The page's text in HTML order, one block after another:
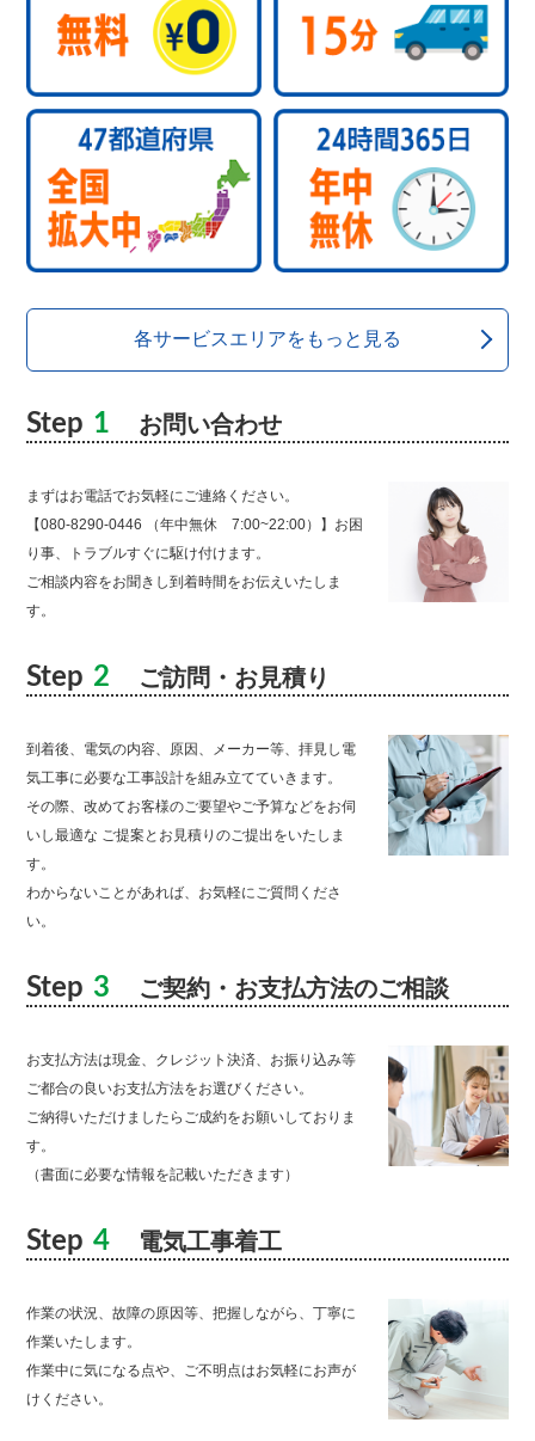
各サービスエリアをもっと見る
Step 1 お問い合わせ
まずはお電話でお気軽にご連絡ください。
【080-8290-0446 （年中無休 7:00~22:00）】お困
り事、トラブルすぐに駆け付けます。
ご相談内容をお聞きし到着時間をお伝えいたしま
す。
Step 2 ご訪問・お見積り
到着後、電気の内容、原因、メーカー等、拝見し電
気工事に必要な工事設計を組み立てていきます。
その際、改めてお客様のご要望やご予算などをお伺
いし最適な ご提案とお見積りのご提出をいたしま
す。
わからないことがあれば、お気軽にご質問くださ
い。
Step 3 ご契約・お支払方法のご相談
お支払方法は現金、クレジット決済、お振り込み等
ご都合の良いお支払方法をお選びください。
ご納得いただけましたらご成約をお願いしておりま
す。
（書面に必要な情報を記載いただきます）
Step 4 電気工事着工
作業の状況、故障の原因等、把握しながら、丁寧に
作業いたします。
作業中に気になる点や、ご不明点はお気軽にお声が
けください。